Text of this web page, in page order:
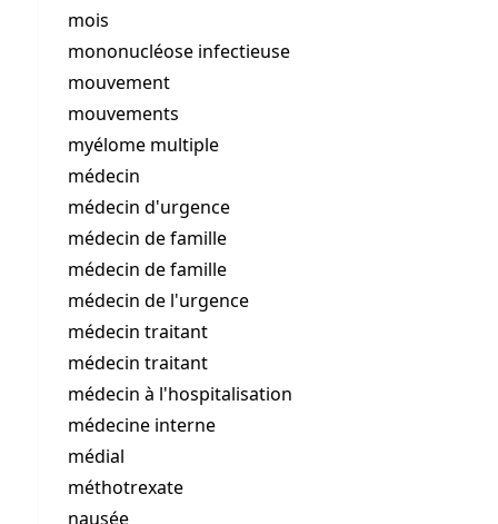
mois
mononucléose infectieuse
mouvement
mouvements
myélome multiple
médecin
médecin d'urgence
médecin de famille
médecin de famille
médecin de l'urgence
médecin traitant
médecin traitant
médecin à l'hospitalisation
médecine interne
médial
méthotrexate
nausée